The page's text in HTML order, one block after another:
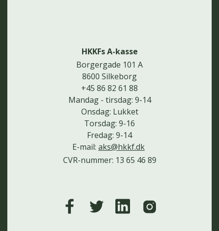
HKKFs A-kasse
Borgergade 101 A
8600 Silkeborg
+45 86 82 61 88
Mandag - tirsdag: 9-14
Onsdag: Lukket
Torsdag: 9-16
Fredag: 9-14
E-mail: aks@hkkf.dk
CVR-nummer: 13 65 46 89